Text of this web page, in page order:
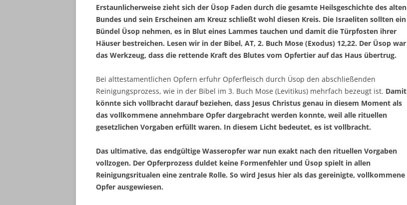
Erstaunlicherweise zieht sich der Üsop Faden durch die gesamte Heilsgeschichte des alten
Bundes und sein Erscheinen am Kreuz schließt wohl diesen Kreis. Die Israeliten sollten ein
Bündel Üsop nehmen, es in Blut eines Lammes tauchen und damit die Türpfosten ihrer
Häuser bestreichen. Lesen wir in der Bibel, AT, 2. Buch Mose (Exodus) 12,22. Der Üsop war
das Werkzeug, dass die rettende Kraft des Blutes vom Opfertier auf das Haus übertrug.
Bei alttestamentlichen Opfern erfuhr Opferfleisch durch Üsop den abschließenden
Reinigungsprozess, wie in der Bibel im 3. Buch Mose (Levitikus) mehrfach bezeugt ist. Damit
könnte sich vollbracht darauf beziehen, dass Jesus Christus genau in diesem Moment als
das vollkommene annehmbare Opfer dargebracht werden konnte, weil alle rituellen
gesetzlichen Vorgaben erfüllt waren. In diesem Licht bedeutet, es ist vollbracht.
Das ultimative, das endgültige Wasseropfer war nun exakt nach den rituellen Vorgaben
vollzogen. Der Opferprozess duldet keine Formenfehler und Üsop spielt in allen
Reinigungsritualen eine zentrale Rolle. So wird Jesus hier als das gereinigte, vollkommene
Opfer ausgewiesen.